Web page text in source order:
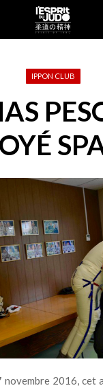
IPPON CLUB
novembre 2016, cet